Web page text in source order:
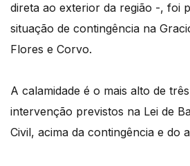
direta ao exterior da região -, foi
situação de contingência na
Flores e Corvo.
A calamidade é o mais alto de
intervenção previstos na Lei de
Civil, acima da contingência e do